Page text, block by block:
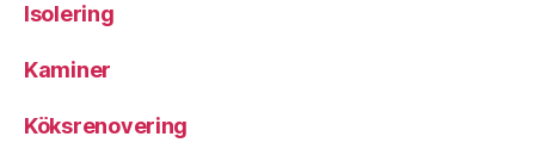
Isolering
Kaminer
Köksrenovering